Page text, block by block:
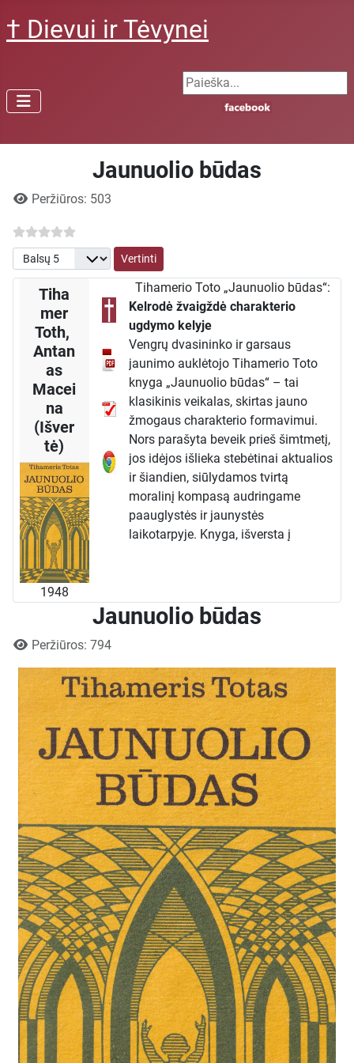
† Dievui ir Tėvynei
Search ...
Jaunuolio būdas
Išsami informacija
Peržiūros: 503
Prašome įvertinti
Tiha
mer
Toth,
Antan
as
Macei
na
(Išver
tė)
1948
Tihamerio Toto „Jaunuolio būdas“:
Kelrodė žvaigždė charakterio
ugdymo kelyje
Vengrų dvasininko ir garsaus
jaunimo auklėtojo Tihamerio Toto
knyga „Jaunuolio būdas“ – tai
klasikinis veikalas, skirtas jauno
žmogaus charakterio formavimui.
Nors parašyta beveik prieš šimtmetį,
jos idėjos išlieka stebėtinai aktualios
ir šiandien, siūlydamos tvirtą
moralinį kompasą audringame
paauglystės ir jaunystės
laikotarpyje. Knyga, išversta į
ištisoms kartoms, ieškančioms
atsakymų į amžinus klausimus apie
asmenybės tvirtumą.
Knygos esmė: Būdo svarba
Pagrindinė knygos ašis –
charakterio (būdo) ugdymo svarba.
T. Totas teigia, kad tvirtas būdas yra
ne prigimtinė duotybė, o sunkaus,
nuoseklaus ir sąmoningo darbo
rezultatas. Autorius pabrėžia, kad nei
turtai, nei mokslas, nei socialinė
padėtis negali atstoti tvirtos
asmenybės, kuri remiasi kilniais
principais ir geba jų laikytis net ir
sudėtingiausiose situacijose.
Knygoje išskiriami keli esminiai
charakterio ugdymo etapai:
Principų turėjimas. Pirmiausia
jaunuolis turi susiformuoti aiškius ir
teisingus gyvenimo principus,
pagrįstus krikščioniškomis
vertybėmis. Tai lyg pamatas, ant
kurio statomas visas asmenybės
Jaunuolio būdas
Išsami informacija
Peržiūros: 794